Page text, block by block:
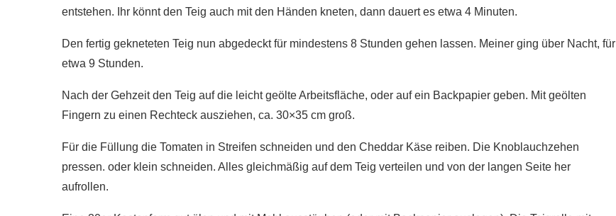
entstehen. Ihr könnt den Teig auch mit den Händen kneten, dann dauert es etwa 4 Minuten.
Den fertig gekneteten Teig nun abgedeckt für mindestens 8 Stunden gehen lassen. Meiner ging über Nacht, für
etwa 9 Stunden.
Nach der Gehzeit den Teig auf die leicht geölte Arbeitsfläche, oder auf ein Backpapier geben. Mit geölten
Fingern zu einen Rechteck ausziehen, ca. 30×35 cm groß.
Für die Füllung die Tomaten in Streifen schneiden und den Cheddar Käse reiben. Die Knoblauchzehen
pressen. oder klein schneiden. Alles gleichmäßig auf dem Teig verteilen und von der langen Seite her
aufrollen.